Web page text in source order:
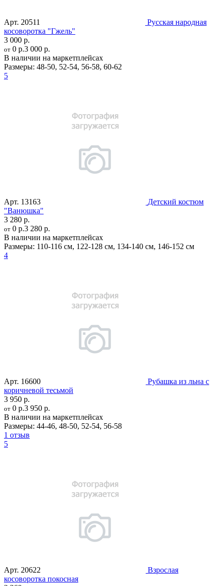
Арт. 20511
Русская народная
косоворотка "Гжель"
3 000 р.
от 0 р.3 000 р.
В наличии на маркетплейсах
Размеры: 48-50, 52-54, 56-58, 60-62
5
Арт. 13163
Детский костюм
"Ванюшка"
3 280 р.
от 0 р.3 280 р.
В наличии на маркетплейсах
Размеры: 110-116 см, 122-128 см, 134-140 см, 146-152 см
4
Арт. 16600
Рубашка из льна с
коричневой тесьмой
3 950 р.
от 0 р.3 950 р.
В наличии на маркетплейсах
Размеры: 44-46, 48-50, 52-54, 56-58
1 отзыв
5
Арт. 20622
Взрослая
косоворотка покосная